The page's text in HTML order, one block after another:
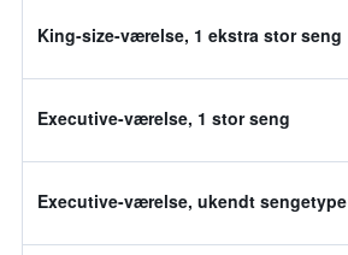
King-size-værelse, 1 ekstra stor seng
Executive-værelse, 1 stor seng
Executive-værelse, ukendt sengetype